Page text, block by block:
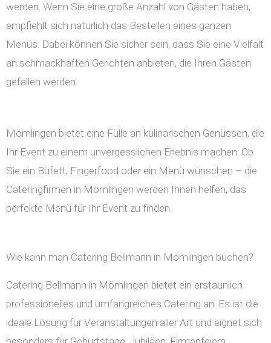
werden. Wenn Sie eine große Anzahl von Gästen haben,
empfiehlt sich natürlich das Bestellen eines ganzen
Menüs. Dabei können Sie sicher sein, dass Sie eine Vielfalt
an schmackhaften Gerichten anbieten, die Ihren Gästen
gefallen werden.
Mömlingen bietet eine Fülle an kulinarischen Genüssen, die
Ihr Event zu einem unvergesslichen Erlebnis machen. Ob
Sie ein Büfett, Fingerfood oder ein Menü wünschen – die
Cateringfirmen in Mömlingen werden Ihnen helfen, das
perfekte Menü für Ihr Event zu finden.
Wie kann man Catering Bellmann in Mömlingen buchen?
Catering Bellmann in Mömlingen bietet ein erstaunlich
professionelles und umfangreiches Catering an. Es ist die
ideale Lösung für Veranstaltungen aller Art und eignet sich